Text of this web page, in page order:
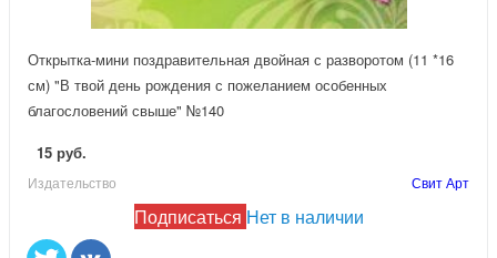
Открытка-мини поздравительная двойная с разворотом (11 *16
см) "В твой день рождения с пожеланием особенных
благословений свыше" №140
15 руб.
Издательство Свит Арт
Подписаться Нет в наличии